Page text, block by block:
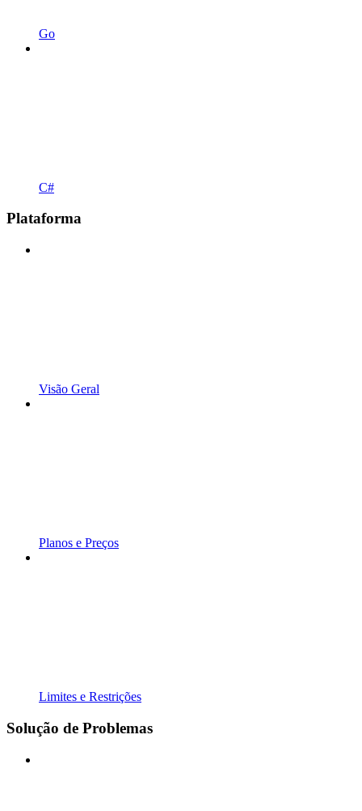
Go
C#
Plataforma
Visão Geral
Planos e Preços
Limites e Restrições
Solução de Problemas